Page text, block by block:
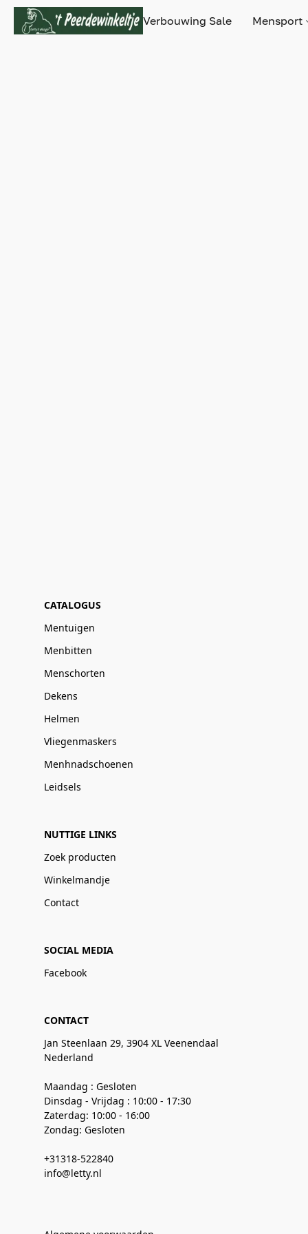
Verbouwing Sale Mensport
CATALOGUS
Mentuigen
Menbitten
Menschorten
Dekens
Helmen
Vliegenmaskers
Menhnadschoenen
Leidsels
NUTTIGE LINKS
Zoek producten
Winkelmandje
Contact
SOCIAL MEDIA
Facebook
CONTACT
Jan Steenlaan 29, 3904 XL Veenendaal
Nederland
Maandag : Gesloten
Dinsdag - Vrijdag : 10:00 - 17:30
Zaterdag: 10:00 - 16:00
Zondag: Gesloten
+31318-522840
info@letty.nl